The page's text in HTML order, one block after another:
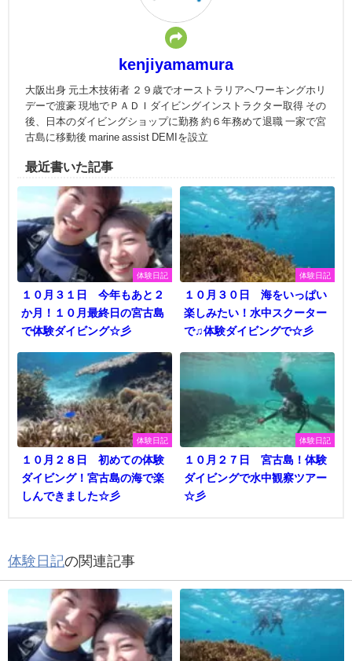
kenjiyamamura
大阪出身 元土木技術者 ２９歳でオーストラリアへワーキングホリ
デーで渡豪 現地でＰＡＤＩダイビングインストラクター取得 その
後、日本のダイビングショップに勤務 約６年務めて退職 一家で宮
古島に移動後 marine assist DEMIを設立
最近書いた記事
体験日記
１０月３１日 今年もあと２
か月！１０月最終日の宮古島
で体験ダイビング☆彡
体験日記
１０月３０日 海をいっぱい
楽しみたい！水中スクーター
で♫体験ダイビングで☆彡
体験日記
１０月２８日 初めての体験
ダイビング！宮古島の海で楽
しんできました☆彡
体験日記
１０月２７日 宮古島！体験
ダイビングで水中観察ツアー
☆彡
体験日記の関連記事